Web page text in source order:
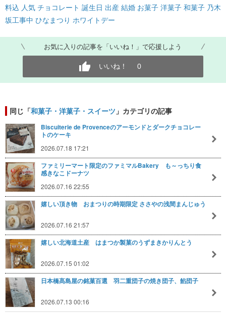
料込 人気 チョコレート 誕生日 出産 結婚 お菓子 洋菓子 和菓子 乃木
坂工事中 ひなまつり ホワイトデー
お気に入りの記事を「いいね！」で応援しよう
いいね！ 0
同じ「和菓子・洋菓子・スイーツ 」カテゴリの記事
Biscuiterie de Provenceのアーモンドとダークチョコレー
トのケーキ
2026.07.18 17:21
ファミリーマート限定のファミマルBakery も～っちり食
感きなこドーナツ
2026.07.16 22:55
嬉しい頂き物 おまつりの時期限定 ささやの浅間まんじゅう
2026.07.16 21:57
嬉しい北海道土産 はまつか製菓のうずまきかりんとう
2026.07.15 01:02
日本橋髙島屋の銘菓百選 羽二重団子の焼き団子、餡団子
2026.07.13 00:16